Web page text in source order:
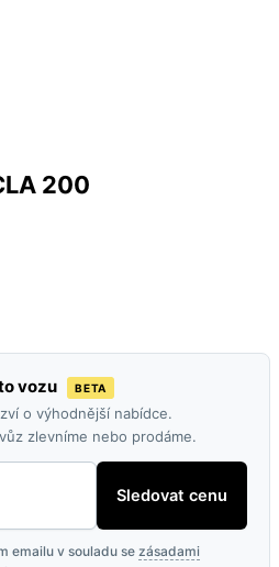
200
vozu BETA
o výhodnější nabídce.
zlevníme nebo prodáme.
Sledovat cenu
emailu v souladu se zásadami